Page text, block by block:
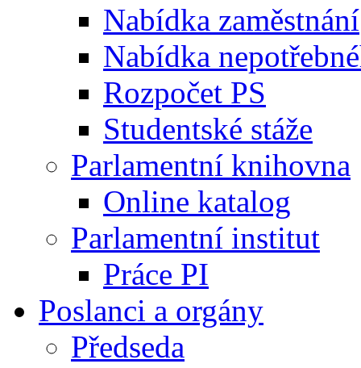
Nabídka zaměstnání
Nabídka
Rozpočet PS
Studentské stáže
Parlamentní knihovna
Online katalog
Parlamentní institut
Práce PI
Poslanci a orgány
Předseda